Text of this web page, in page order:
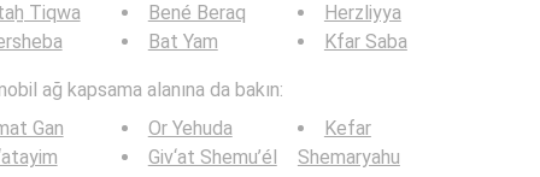
Tiqwa
Bené Beraq
Bat Yam
Herzliyya
Kfar Saba
ağ kapsama alanına da bakın:
Gan
Or Yehuda
Giv‘at Shemu’él
Kefar
Shemaryahu